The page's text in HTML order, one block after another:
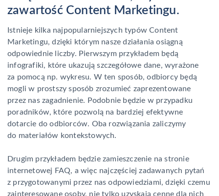
zawartość Content Marketingu.
Istnieje kilka najpopularniejszych typów Content
Marketingu, dzięki którym nasze działania osiągną
odpowiednie liczby. Pierwszym przykładem będą
infografiki, które ukazują szczegółowe dane, wyrażone
za pomocą np. wykresu. W ten sposób, odbiorcy będą
mogli w prostszy sposób zrozumieć zaprezentowane
przez nas zagadnienie. Podobnie będzie w przypadku
poradników, które pozwolą na bardziej efektywne
dotarcie do odbiorców. Oba rozwiązania zaliczymy
do materiałów kontekstowych.
Drugim przykładem będzie zamieszczenie na stronie
internetowej FAQ, a więc najczęściej zadawanych pytań
z przygotowanymi przez nas odpowiedziami, dzięki czemu
zainteresowane osoby, nie tylko uzyskają cenne dla nich